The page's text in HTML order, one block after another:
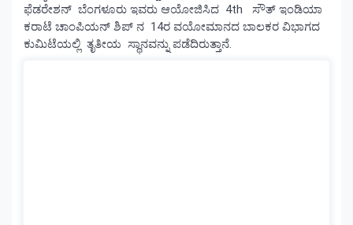
ಫೆಡರೇಶನ್ ಬೆಂಗಳೂರು ಇವರು ಆಯೋಜಿಸಿದ 4th ಸೌತ್ ಇಂಡಿಯಾ
ಕರಾಟೆ ಚಾಂಪಿಯನ್ ಶಿಪ್ ನ 14ರ ವಯೋಮಾನದ ಬಾಲಕರ ವಿಭಾಗದ
ಕುಮಿಟೆಯಲ್ಲಿ ತೃತೀಯ ಸ್ಥಾನವನ್ನು ಪಡೆದಿರುತ್ತಾನೆ.